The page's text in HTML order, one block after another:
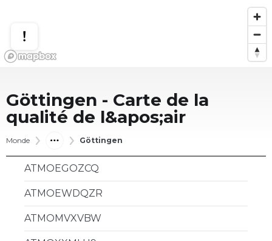
Göttingen - Carte de la
qualité de l&apos;air
Monde Göttingen
ATMOEGOZCQ
ATMOEWDQZR
ATMOMVXVBW